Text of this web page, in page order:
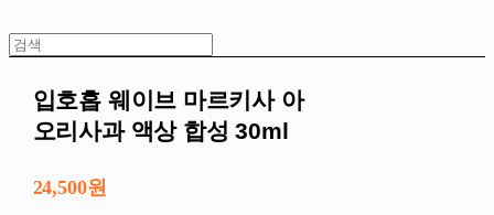
입호흡 웨이브 마르키사 아
오리사과 액상 합성 30ml
24,500원